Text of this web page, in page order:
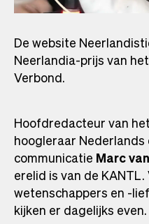
De website
Neerlandia-prijs van
Verbond.
Hoofdredacteur van
hoogleraar Nederlands
communicatie Marc
erelid is van de
wetenschappers en -
kijken er dagelijks even.